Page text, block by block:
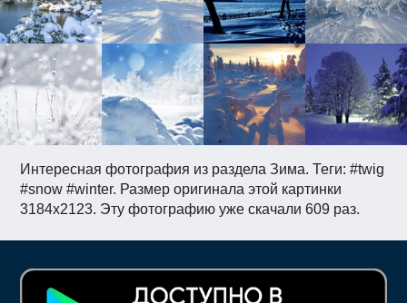
Интересная фотография из раздела Зима. Теги: #twig
#snow #winter. Размер оригинала этой картинки
3184x2123. Эту фотографию уже скачали 609 раз.